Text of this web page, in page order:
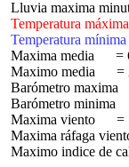
Temperatura
Temperatura
Maxima media      =
Maximo media      =
Barómetro maxima
Barómetro minima
Maxima viento      =
Maxima ráfaga
Maximo indice de